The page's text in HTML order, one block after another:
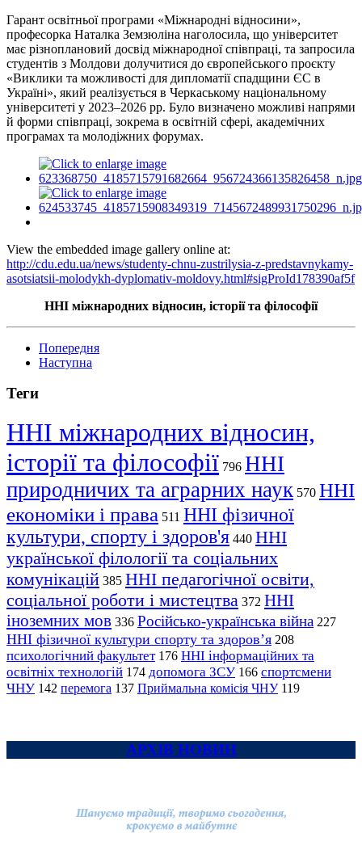
Гарант освітньої програми «Міжнародні відносини»,
професорка Наталка Земзюліна наголосила, що університет
має різноплановий досвід міжнародної співпраці, та запросила
студентів з Молдови долучитися до європейського проєкту
«Виклики та можливості для дипломатії спадщини ЄС в
Україні», який реалізується в Черкаському національному
університеті у 2023–2026 рр. Було визначено можливі напрями
й форми співпраці, зокрема в освітній сфері, академічних
програмах та молодіжних форумах.
View the embedded image gallery online at:
http://cdu.edu.ua/news/studenty-chnu-zustrilysia-z-predstavnykamy-
asotsiatsii-molodykh-dyplomativ-moldovy.html#sigProId178390af5f
ННІ міжнародних відносин, історії та філософії
Попередня
Наступна
Теги
ННІ міжнародних відносин,
історії та філософії 796 ННІ
природничих та аграрних наук 570 ННІ
економіки і права 511 ННІ фізичної
культури, спорту і здоров'я 440 ННІ
української філології та соціальних
комунікацій 385 ННІ педагогічної освіти,
соціальної роботи і мистецтва 372 ННІ
іноземних мов 336 Російсько-українська війна 227
ННІ фізичної культури спорту та здоров’я 208
психологічний факультет 176 ННІ інформаційних та
освітніх технологій 174 допомога ЗСУ 166 спортсмени
ЧНУ 142 перемога 137 Приймальна комісія ЧНУ 119
АРХІВ НОВИН